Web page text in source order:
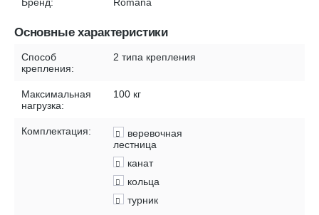
Бренд: Romana
Основные характеристики
Способ
крепления:
2 типа крепления
Максимальная
нагрузка:
100 кг
Комплектация:
веревочная
лестница
канат
кольца
турник